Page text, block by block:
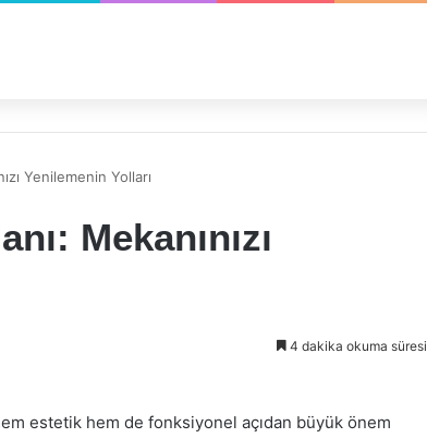
Yenilemenin Yolları
Mekanınızı
4 dakika okuma süresi
estetik hem de fonksiyonel açıdan büyük önem